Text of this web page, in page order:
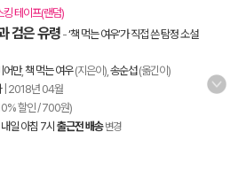
킹 테이프(랜덤)
검은 유령 -‘책 먹는 여우’가 직접 쓴 탐정 소설
어만, 책 먹는 여우(지은이), 송순섭(옮긴이)
| 2018년 04월
할인 / 700원)
내일 아침 7시 출근전 배송 변경